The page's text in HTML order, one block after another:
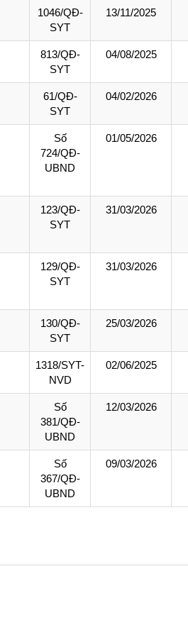
BVĐK Pa Há
BVĐK Nậm Nhùn
BVĐK Tam Đường
BVĐK Tân Uyên
BVĐK Phong Thổ
1046/QĐ-
SYT
13/11/2025
813/QĐ-
SYT
04/08/2025
61/QĐ-
SYT
04/02/2026
Số
724/QĐ-
UBND
01/05/2026
123/QĐ-
SYT
31/03/2026
129/QĐ-
SYT
31/03/2026
130/QĐ-
SYT
25/03/2026
1318/SYT-
NVD
02/06/2025
Số
381/QĐ-
UBND
12/03/2026
Số
367/QĐ-
UBND
09/03/2026